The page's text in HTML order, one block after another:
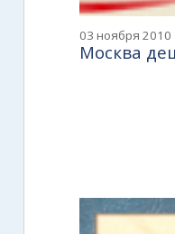
03 ноября 2010
Москва